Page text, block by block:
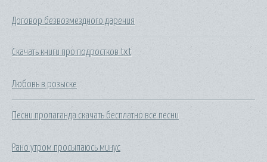
Договор безвозмездного дарения
Скачать книги про подростков txt
Любовь в розыске
Песни пропаганда скачать бесплатно все песни
Рано утром просыпаюсь минус